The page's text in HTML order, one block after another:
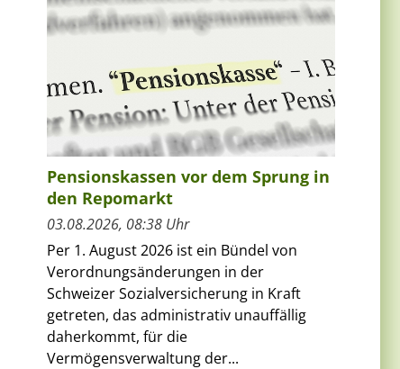
Pensionskassen vor dem Sprung in
den Repomarkt
03.08.2026, 08:38 Uhr
Per 1. August 2026 ist ein Bündel von
Verordnungsänderungen in der
Schweizer Sozialversicherung in Kraft
getreten, das administrativ unauffällig
daherkommt, für die
Vermögensverwaltung der...